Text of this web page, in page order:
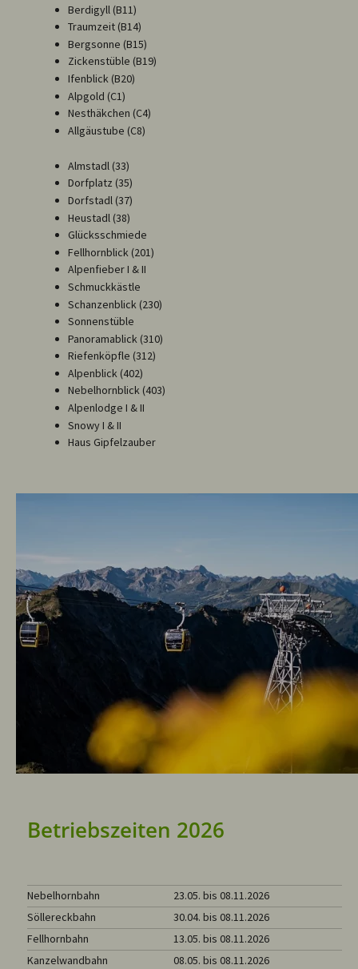
Berdigyll (B11)
Traumzeit (B14)
Bergsonne (B15)
Zickenstüble (B19)
Ifenblick (B20)
Alpgold (C1)
Nesthäkchen (C4)
Allgäustube (C8)
Almstadl (33)
Dorfplatz (35)
Dorfstadl (37)
Heustadl (38)
Glücksschmiede
Fellhornblick (201)
Alpenfieber I & II
Schmuckkästle
Schanzenblick (230)
Sonnenstüble
Panoramablick (310)
Riefenköpfle (312)
Alpenblick (402)
Nebelhornblick (403)
Alpenlodge I & II
Snowy I & II
Haus Gipfelzauber
Betriebszeiten 2026
Nebelhornbahn
23.05. bis 08.11.2026
Söllereckbahn
30.04. bis 08.11.2026
Fellhornbahn
13.05. bis 08.11.2026
Kanzelwandbahn
08.05. bis 08.11.2026